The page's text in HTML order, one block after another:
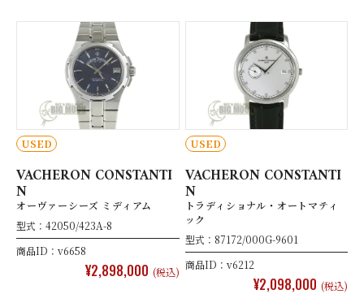
USED
VACHERON CONSTANTI
N
オーヴァーシーズ ミディアム
型式：42050/423A-8
商品ID：v6658
¥2,898,000 (税込)
USED
VACHERON CONSTANTI
N
トラディショナル・オートマティ
ック
型式：87172/000G-9601
商品ID：v6212
¥2,098,000 (税込)